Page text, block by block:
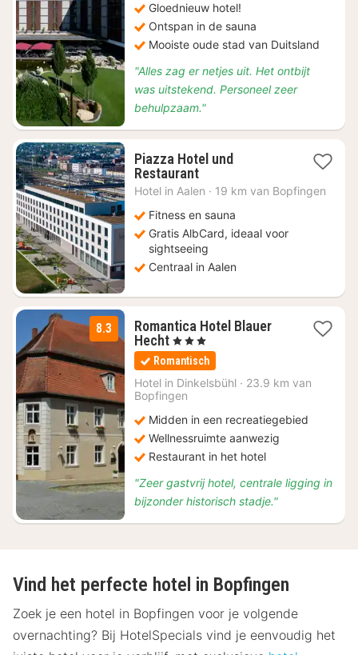
Gloednieuw hotel!
Ontspan in de sauna
Mooiste oude stad van Duitsland
"Alles zag er netjes uit. Het ontbijt
was uitstekend. Personeel zeer
behulpzaam."
Piazza Hotel und
Restaurant1
nacht
€
109
Hotel in Aalen · 19 km van Bopfingen
Fitness en sauna
Gratis AlbCard, ideaal voor
sightseeing
Centraal in Aalen
8.3
Romantica Hotel Blauer
Hecht1
nacht
vanaf
€
88,83
, 3 Sterren
Romantisch
Hotel in Dinkelsbühl · 23.9 km van
Bopfingen
Midden in een recreatiegebied
Wellnessruimte aanwezig
Restaurant in het hotel
"Zeer gastvrij hotel, centrale ligging in
bijzonder historisch stadje."
Vind het perfecte hotel in Bopfingen
Zoek je een hotel in Bopfingen voor je volgende
overnachting? Bij HotelSpecials vind je eenvoudig het